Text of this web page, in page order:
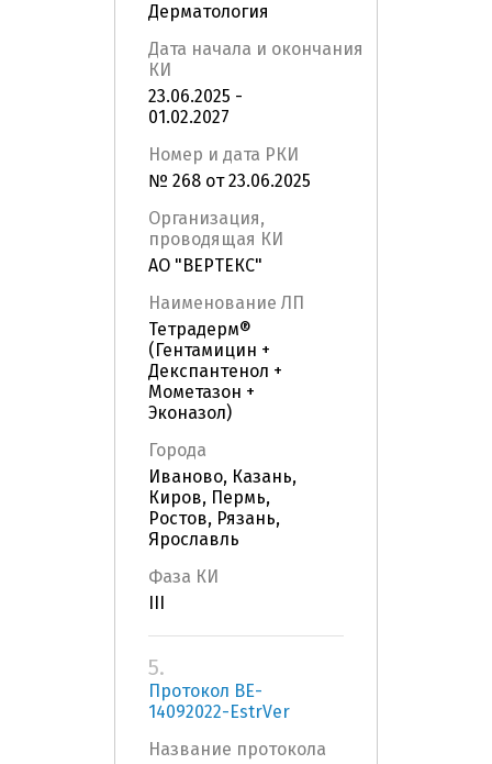
Дерматология
Дата начала и окончания
КИ
23.06.2025 -
01.02.2027
Номер и дата РКИ
№ 268 от 23.06.2025
Организация,
проводящая КИ
АО "ВЕРТЕКС"
Наименование ЛП
Тетрадерм®
(Гентамицин +
Декспантенол +
Мометазон +
Эконазол)
Города
Иваново, Казань,
Киров, Пермь,
Ростов, Рязань,
Ярославль
Фаза КИ
5.
Протокол BE-
14092022-EstrVer
Название протокола